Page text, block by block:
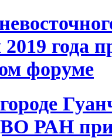
года
форуме
РАН